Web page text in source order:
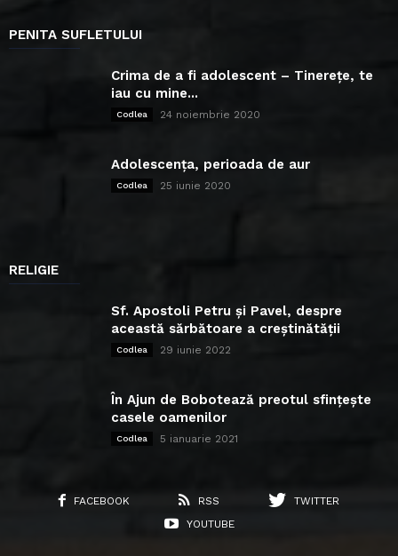
PENITA SUFLETULUI
Crima de a fi adolescent – Tinerețe, te
iau cu mine...
Codlea 24 noiembrie 2020
Adolescența, perioada de aur
Codlea 25 iunie 2020
RELIGIE
Sf. Apostoli Petru și Pavel, despre
această sărbătoare a creștinătății
Codlea 29 iunie 2022
În Ajun de Bobotează preotul sfințește
casele oamenilor
Codlea 5 ianuarie 2021
FACEBOOK RSS
TWITTER
YOUTUBE